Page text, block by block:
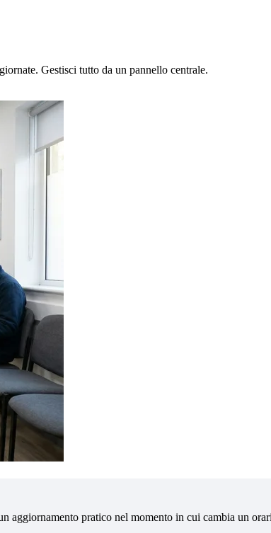
Gestisci tutto da un pannello centrale.
aggiornamento pratico nel momento in cui cambia un